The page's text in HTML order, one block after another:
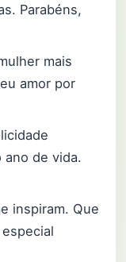
Parabéns,
mais
amor por
ano de vida.
inspiram. Que